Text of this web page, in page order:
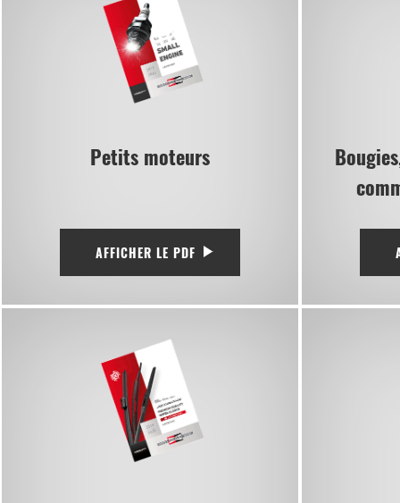
Petits moteurs
AFFICHER LE PDF